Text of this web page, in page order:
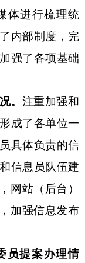
体进行梳理统
内部制度，完
强了各项基础
。 注重加强和
成了各单位一
具体负责的信
信息员队伍建
网站（后台）
加强信息发布
员提案办理情